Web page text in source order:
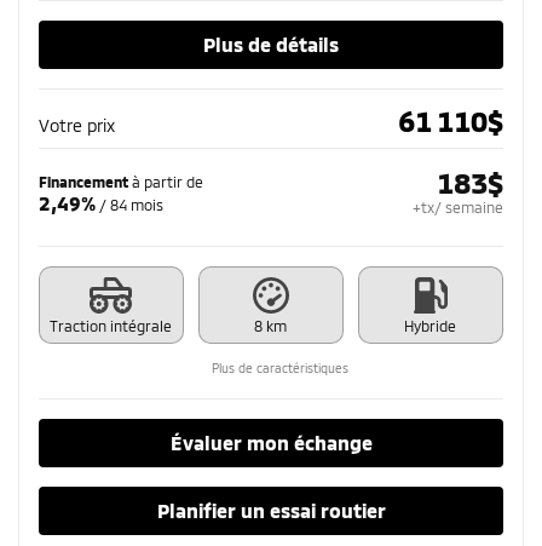
Plus de détails
Votre prix 61 110$
Financement à partir de
2,49% / 84 mois
183$
+tx/ semaine
Traction intégrale 8 km Hybride
Plus de caractéristiques
Évaluer mon échange
Planifier un essai routier